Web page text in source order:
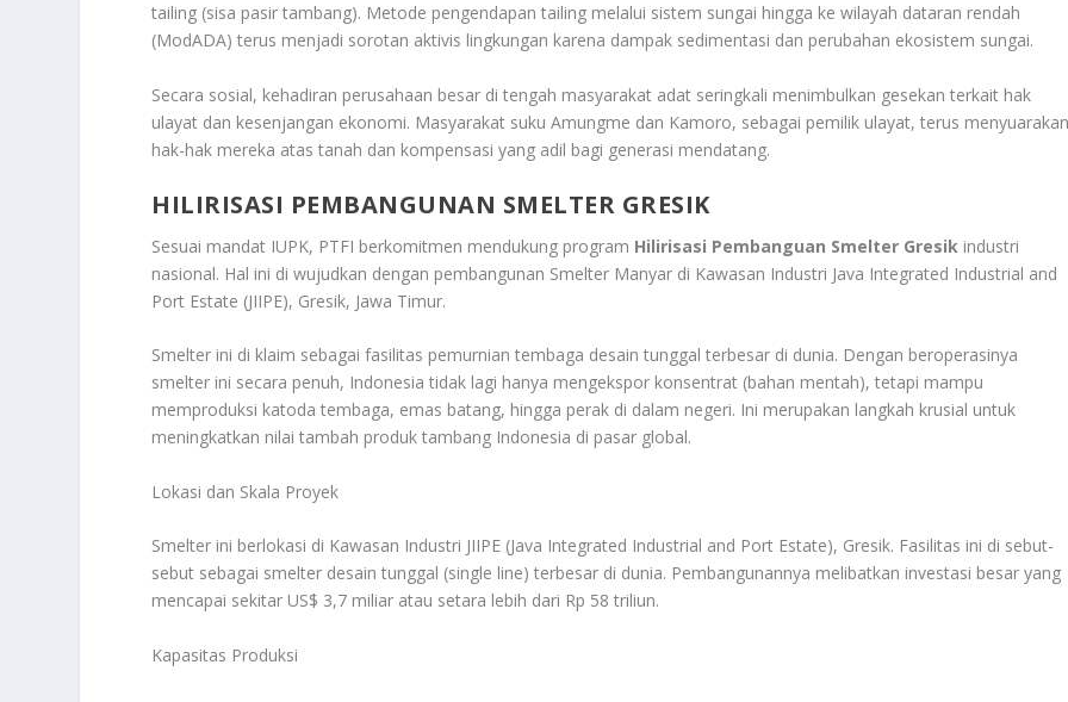
tailing (sisa pasir tambang). Metode pengendapan tailing melalui sistem sungai hingga ke wilayah dataran rendah
(ModADA) terus menjadi sorotan aktivis lingkungan karena dampak sedimentasi dan perubahan ekosistem sungai.
Secara sosial, kehadiran perusahaan besar di tengah masyarakat adat seringkali menimbulkan gesekan terkait hak
ulayat dan kesenjangan ekonomi. Masyarakat suku Amungme dan Kamoro, sebagai pemilik ulayat, terus
hak-hak mereka atas tanah dan kompensasi yang adil bagi generasi mendatang.
HILIRISASI PEMBANGUNAN SMELTER GRESIK
Sesuai mandat IUPK, PTFI berkomitmen mendukung program Hilirisasi Pembanguan Smelter Gresik industri
nasional. Hal ini di wujudkan dengan pembangunan Smelter Manyar di Kawasan Industri Java Integrated Industrial and
Port Estate (JIIPE), Gresik, Jawa Timur.
Smelter ini di klaim sebagai fasilitas pemurnian tembaga desain tunggal terbesar di dunia. Dengan beroperasinya
smelter ini secara penuh, Indonesia tidak lagi hanya mengekspor konsentrat (bahan mentah), tetapi mampu
memproduksi katoda tembaga, emas batang, hingga perak di dalam negeri. Ini merupakan langkah krusial untuk
meningkatkan nilai tambah produk tambang Indonesia di pasar global.
Lokasi dan Skala Proyek
Smelter ini berlokasi di Kawasan Industri JIIPE (Java Integrated Industrial and Port Estate), Gresik. Fasilitas ini di sebut-
sebut sebagai smelter desain tunggal (single line) terbesar di dunia. Pembangunannya melibatkan investasi besar yang
mencapai sekitar US$ 3,7 miliar atau setara lebih dari Rp 58 triliun.
Kapasitas Produksi